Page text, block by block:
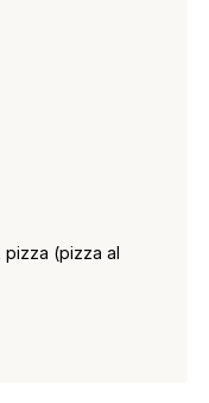
pizza (pizza al